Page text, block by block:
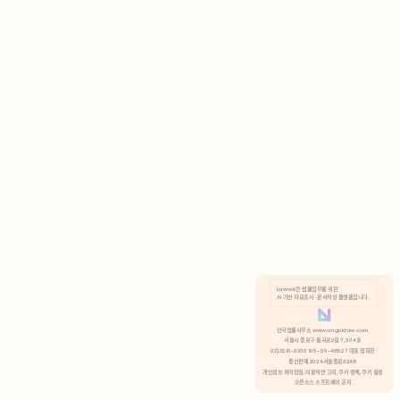
분석 쿠키 허용
Lawvot은 법률업무를 위한
AI 기반 자료조사 · 문서작성 플랫폼입니다.
안국법률사무소 www.anguklaw.com
서울시 종로구 율곡로2길 7, 304호
02)3210-3330 105-05-48527 대표 정희찬
통신판매 2024서울종로0248
개인정보 처리방침, 이용약관 고지, 쿠키 정책, 쿠키 설정
오픈소스 소프트웨어 공지